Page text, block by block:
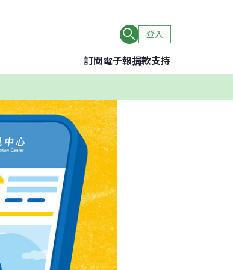
登入
訂閱電子報捐款支持